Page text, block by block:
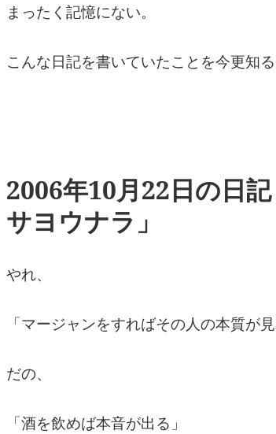
まったく記憶にない。
こんな日記を書いていたことを今更知
2006年10月22日の日
サヨウナラ」
やれ、
「マージャンをすればその人の本質が
だの、
「酒を飲めば本音が出る」